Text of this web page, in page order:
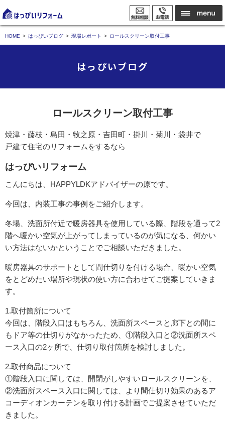
HOME はっぴいブログ 現場レポート ロールスクリーン取付工事
はっぴいブログ
ロールスクリーン取付工事
焼津・藤枝・島田・牧之原・吉田町・掛川・菊川・袋井で
戸建て住宅のリフォームをするなら
はっぴいリフォーム
こんにちは、HAPPYLDKアドバイザーの原です。
今回は、内装工事の事例をご紹介します。
冬場、洗面所付近で暖房器具を使用している際、階段を通って2
階へ暖かい空気が上がってしまっているのが気になる、何かい
い方法はないかということでご相談いただきました。
暖房器具のサポートとして間仕切りを付ける場合、暖かい空気
をとどめたい場所や現状の使い方に合わせてご提案していきま
す。
1.取付箇所について
今回は、階段入口はもちろん、洗面所スペースと廊下との間に
もドア等の仕切りがなかったため、①階段入口と②洗面所スペ
ース入口の2ヶ所で、仕切り取付箇所を検討しました。
2.取付商品について
①階段入口に関しては、開閉がしやすいロールスクリーンを、
②洗面所スペース入口に関しては、より間仕切り効果のあるア
コーディオンカーテンを取り付ける計画でご提案させていただ
きました。